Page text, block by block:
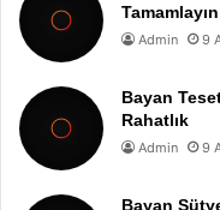
Tamamlayın
Admin 9
Bayan
Rahatlık
Admin 9
Bayan